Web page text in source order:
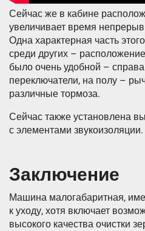
Сейчас же в кабине
увеличивает время
Одна характерная часть
среди других –
было очень удобной –
переключатели, на полу –
различные тормоза.
Сейчас также установлена
с элементами звукоизоляции.
Заключение
Машина малогабаритная,
к уходу, хотя включает
высокого качества очистки